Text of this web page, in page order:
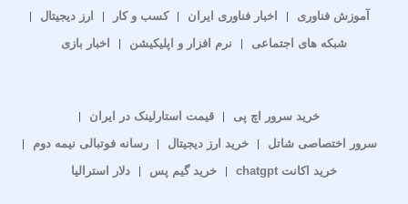
آموزش فناوری اخبار فناوری ایران کسب و کار
ارز دیجیتال
شبکه های اجتماعی
نرم افزار و اپلیکیشن اخبار بازی
خرید سرور اچ پی
قیمت استارلینک در ایران
سرور اختصاصی شاتل
خرید ارز دیجیتال
رسانه فوتبالی نیمه دوم
خرید اکانت chatgpt
خرید گیم پس دلار استرالیا